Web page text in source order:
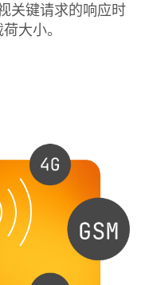
关键请求的响应时
大小。